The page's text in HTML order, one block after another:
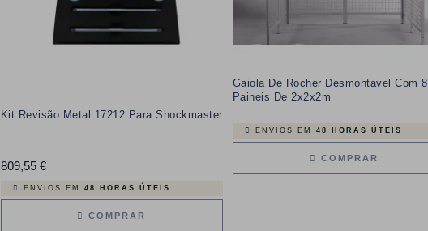
Kit Revisão Metal 17212 Para Shockmaster
809,55 €Preço
ENVIOS EM 48 HORAS ÚTEIS
COMPRAR
Gaiola De Rocher Desmontavel Com 8
Paineis De 2x2x2m
ENVIOS EM 48 HORAS ÚTEIS
COMPRAR